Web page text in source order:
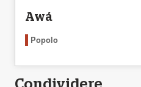
Awá
Popolo